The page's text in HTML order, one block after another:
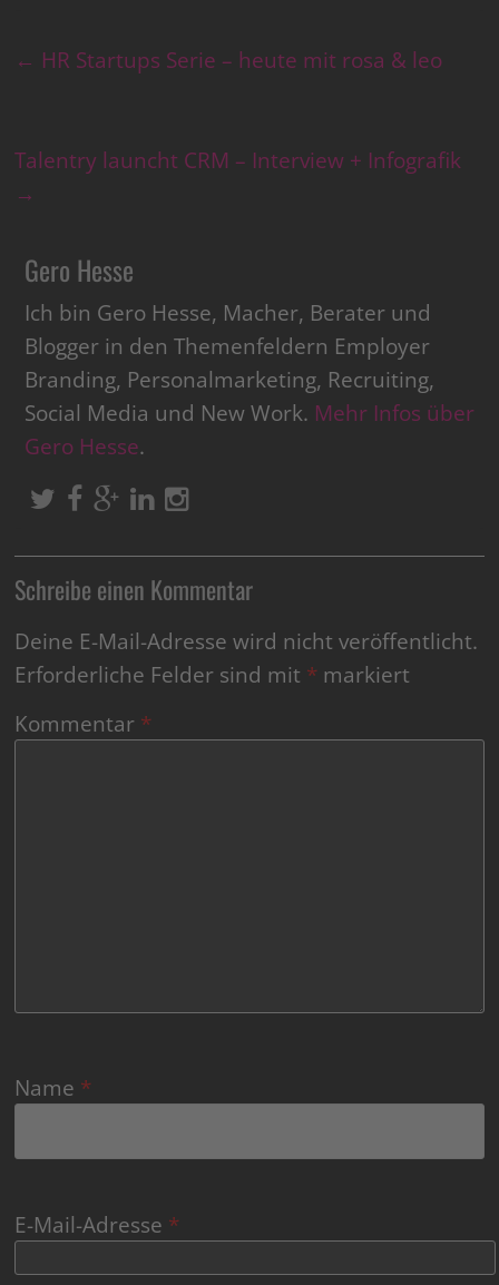
← HR Startups Serie – heute mit rosa & leo
Talentry launcht CRM – Interview + Infografik
→
Gero Hesse
Ich bin Gero Hesse, Macher, Berater und
Blogger in den Themenfeldern Employer
Branding, Personalmarketing, Recruiting,
Social Media und New Work. Mehr Infos über
Gero Hesse.
Schreibe einen Kommentar
Deine E-Mail-Adresse wird nicht veröffentlicht.
Erforderliche Felder sind mit * markiert
Kommentar *
Name *
E-Mail-Adresse *